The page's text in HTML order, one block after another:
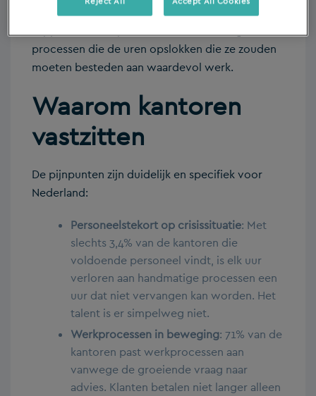
kantoren, ondanks dat 76% digitalisering als
topprioriteit ziet, vastzitten in handmatige
processen die de uren opslokken die ze zouden
moeten besteden aan waardevol werk.
Waarom kantoren
vastzitten
De pijnpunten zijn duidelijk en specifiek voor
Nederland:
Personeelstekort op crisissituatie: Met
slechts 3,4% van de kantoren die
voldoende personeel vindt, is elk uur
verloren aan handmatige processen een
uur dat niet vervangen kan worden. Het
talent is er simpelweg niet.
Werkprocessen in beweging: 71% van de
kantoren past werkprocessen aan
vanwege de groeiende vraag naar
advies. Klanten betalen niet langer alleen